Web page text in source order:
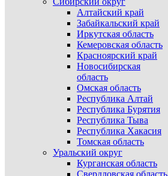
Алтайский край
Забайкальский край
Иркутская область
Кемеровская область
Красноярский край
Новосибирская
область
Омская область
Республика Алтай
Республика Бурятия
Республика Тыва
Республика Хакасия
Томская область
Уральский округ
Курганская область
Свердловская область